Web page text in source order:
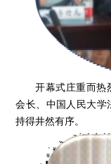
开幕式庄重而热
会长、中国人民大学
持得井然有序。